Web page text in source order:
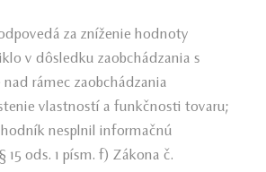
za zníženie hodnoty
v dôsledku zaobchádzania s
rámec zaobchádzania
vlastností a funkčnosti tovaru;
nesplnil informačnú
ods. 1 písm. f) Zákona č.